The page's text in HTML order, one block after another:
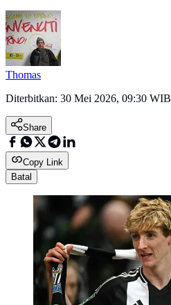
Thomas
Diterbitkan: 30 Mei 2026, 09:30 WIB
Share
Copy Link
Batal